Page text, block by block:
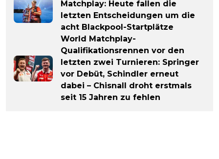
Matchplay: Heute fallen die
letzten Entscheidungen um die
acht Blackpool-Startplätze
World Matchplay-
Qualifikationsrennen vor den
letzten zwei Turnieren: Springer
vor Debüt, Schindler erneut
dabei – Chisnall droht erstmals
seit 15 Jahren zu fehlen